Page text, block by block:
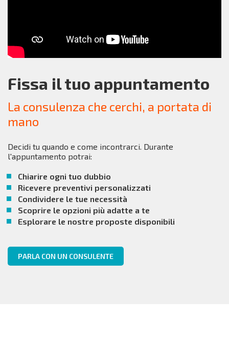
Fissa il tuo appuntamento
La consulenza che cerchi, a portata di
mano
Decidi tu quando e come incontrarci. Durante
l'appuntamento potrai:
Chiarire ogni tuo dubbio
Ricevere preventivi personalizzati
Condividere le tue necessità
Scoprire le opzioni più adatte a te
Esplorare le nostre proposte disponibili
PARLA CON UN CONSULENTE